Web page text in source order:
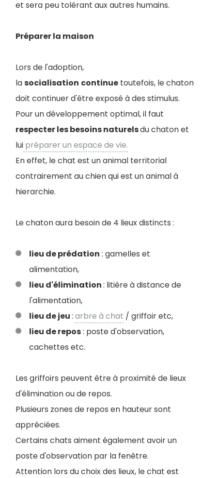
et sera peu tolérant aux autres humains.
Préparer la maison
Lors de l'adoption,
lasocialisation continue toutefois, le chaton
doit continuer d'être exposé à des stimulus.
Pour un développement optimal, il faut
respecter les besoins naturelsdu chaton et
lui préparer un espace de vie.
En effet, le chat est un animal territorial
contrairement au chien qui est un animal à
hierarchie.
Le chaton aura besoin de 4 lieux distincts :
lieu de prédation : gamelles et
alimentation,
lieu d'élimination: litière à distance de
l'alimentation,
lieu de jeu: arbre à chat / griffoir etc,
lieu de repos: poste d'observation,
cachettes etc.
Les griffoirs peuvent être à proximité de lieux
d'élimination ou de repos.
Plusieurs zones de repos en hauteur sont
appréciées.
Certains chats aiment également avoir un
poste d'observation par la fenêtre.
Attention lors du choix des lieux, le chat est